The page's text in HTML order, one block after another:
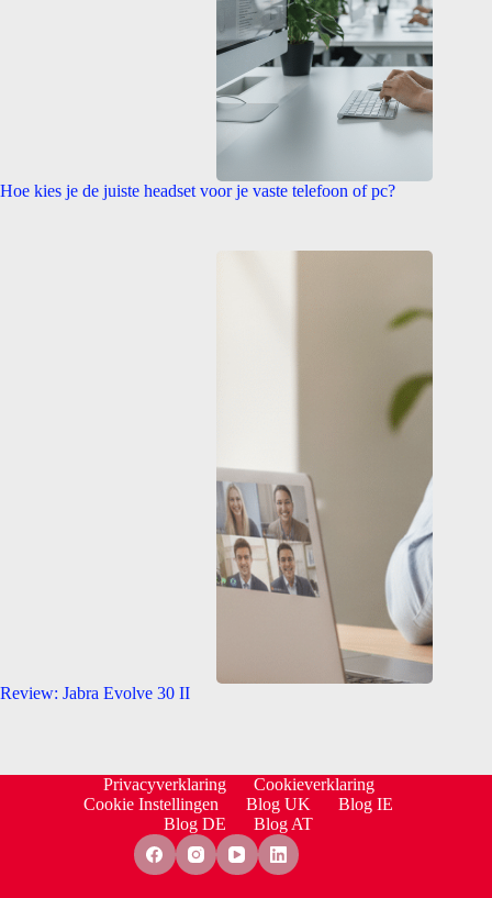
Hoe kies je de juiste headset voor je vaste telefoon of pc?
Review: Jabra Evolve 30 II
Privacyverklaring
Cookieverklaring
Cookie Instellingen
Blog UK
Blog IE
Blog DE
Blog AT